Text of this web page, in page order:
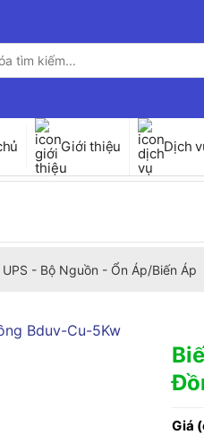
Giới thiệu Dịch
- Bộ Nguồn - Ổn Áp/Biến Áp
Giá